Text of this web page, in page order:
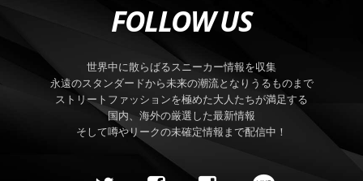
FOLLOW US
世界中に散らばるスニーカー情報を収集
永遠のスタンダードから未来の潮流となりうるものまで
ストリートファッションを極めた大人たちが満足する
国内、海外の厳選した最新情報
そして噂やリークの未確定情報まで配信中！